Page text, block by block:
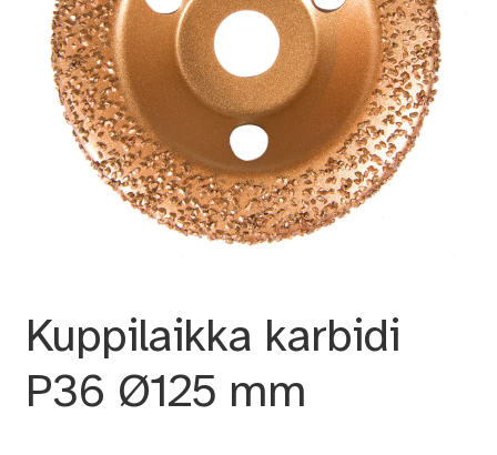
Kuppilaikka karbidi
P36 Ø125 mm